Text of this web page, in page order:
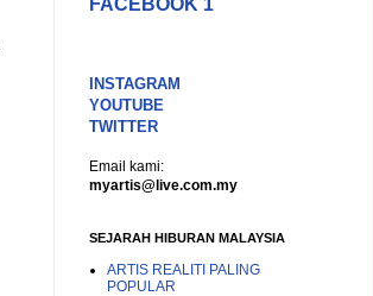
FACEBOOK 1
INSTAGRAM
YOUTUBE
TWITTER
Email kami:
myartis@live.com.my
SEJARAH HIBURAN MALAYSIA
ARTIS REALITI PALING
POPULAR